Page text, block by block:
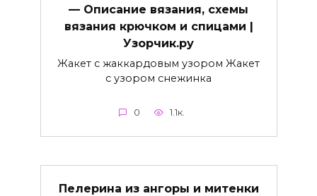
— Описание вязания, схемы
вязания крючком и спицами |
Узорчик.ру
Жакет с жаккардовым узором Жакет
с узором снежинка
0 1.1к.
Пелерина из ангоры и митенки